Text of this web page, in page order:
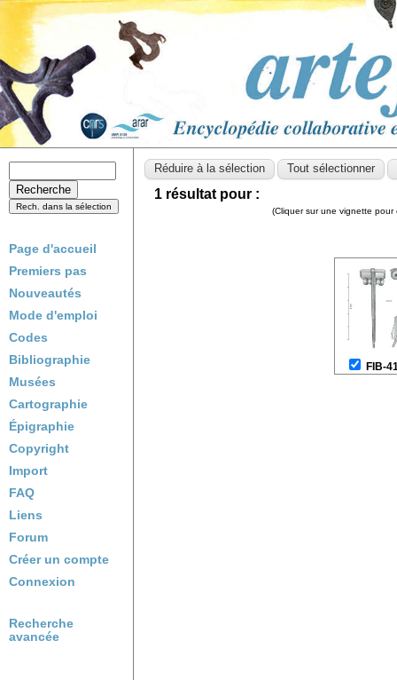
Page d'accueil
Premiers pas
Nouveautés
Mode d'emploi
Codes
Bibliographie
Musées
Cartographie
Épigraphie
Copyright
Import
FAQ
Liens
Forum
Créer un compte
Connexion
Recherche
avancée
1 résultat pour :
(Cliquer sur une vignette
FIB-